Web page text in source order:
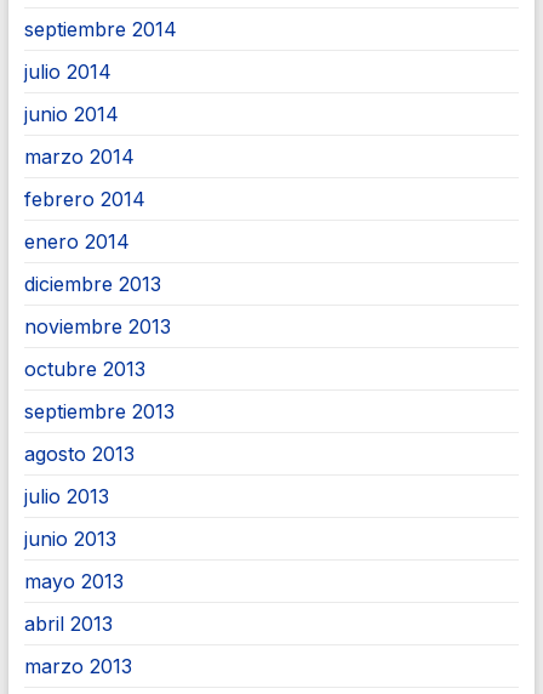
septiembre 2014
julio 2014
junio 2014
marzo 2014
febrero 2014
enero 2014
diciembre 2013
noviembre 2013
octubre 2013
septiembre 2013
agosto 2013
julio 2013
junio 2013
mayo 2013
abril 2013
marzo 2013